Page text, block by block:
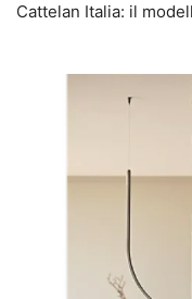
Cattelan Italia: il